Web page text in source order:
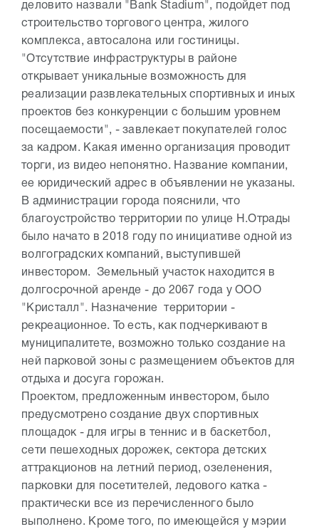
деловито назвали "Bank Stadium", подойдет под
строительство торгового центра, жилого
комплекса, автосалона или гостиницы.
"Отсутствие инфраструктуры в районе
открывает уникальные возможность для
реализации развлекательных спортивных и иных
проектов без конкуренции с большим уровнем
посещаемости", - завлекает покупателей голос
за кадром. Какая именно организация проводит
торги, из видео непонятно. Название компании,
ее юридический адрес в объявлении не указаны.
В администрации города пояснили, что
благоустройство территории по улице Н.Отрады
было начато в 2018 году по инициативе одной из
волгоградских компаний, выступившей
инвестором. Земельный участок находится в
долгосрочной аренде - до 2067 года у ООО
"Кристалл". Назначение территории -
рекреационное. То есть, как подчеркивают в
муниципалитете, возможно только создание на
ней парковой зоны с размещением объектов для
отдыха и досуга горожан.
Проектом, предложенным инвестором, было
предусмотрено создание двух спортивных
площадок - для игры в теннис и в баскетбол,
сети пешеходных дорожек, сектора детских
аттракционов на летний период, озеленения,
парковки для посетителей, ледового катка -
практически все из перечисленного было
выполнено. Кроме того, по имеющейся у мэрии